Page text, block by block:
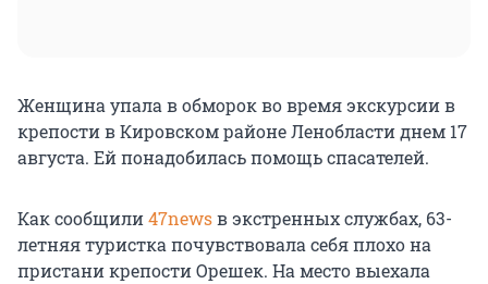
Женщина упала в обморок во время экскурсии в
крепости в Кировском районе Ленобласти днем 17
августа. Ей понадобилась помощь спасателей.
Как сообщили47newsв экстренных службах, 63-
летняя туристка почувствовала себя плохо на
пристани крепости Орешек. На место выехала